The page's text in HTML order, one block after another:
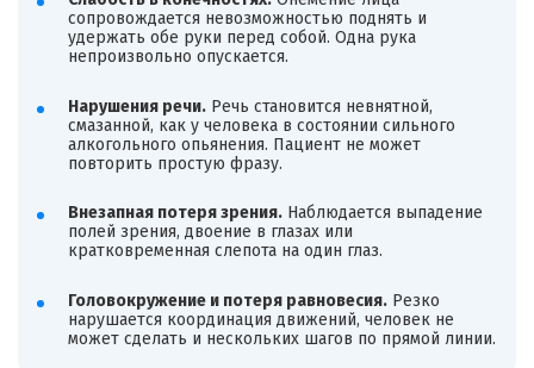
сопровождается невозможностью поднять и
удержать обе руки перед собой. Одна рука
непроизвольно опускается.
Нарушения речи.Речь становится невнятной,
смазанной, как у человека в состоянии сильного
алкогольного опьянения. Пациент не может
повторить простую фразу.
Внезапная потеря зрения.Наблюдается выпадение
полей зрения, двоение в глазах или
кратковременная слепота на один глаз.
Головокружение и потеря равновесия.Резко
нарушается координация движений, человек не
может сделать и нескольких шагов по прямой линии.